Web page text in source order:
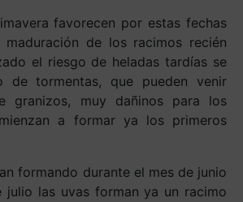
favorecen por estas fechas
de los racimos recién
el riesgo de heladas tardías se
de tormentas, que pueden venir
granizos, muy dañinos para los
a formar ya los primeros
formando durante el mes de junio
julio las uvas forman ya un racimo